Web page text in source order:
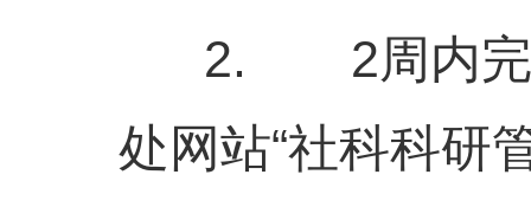
2.
2周内
处网站“社科科研